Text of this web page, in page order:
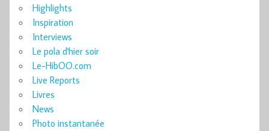
Highlights
Inspiration
Interviews
Le pola d'hier soir
Le-HibOO.com
Live Reports
Livres
News
Photo instantanée